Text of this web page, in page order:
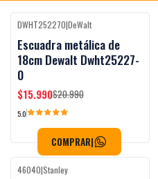
-24%OFF
DWHT252270|DeWalt
Escuadra metálica de
18cm Dewalt Dwht25227-
0
$15.990$20.990
5.0
COMPRAR|
-46%OFF
46040|Stanley